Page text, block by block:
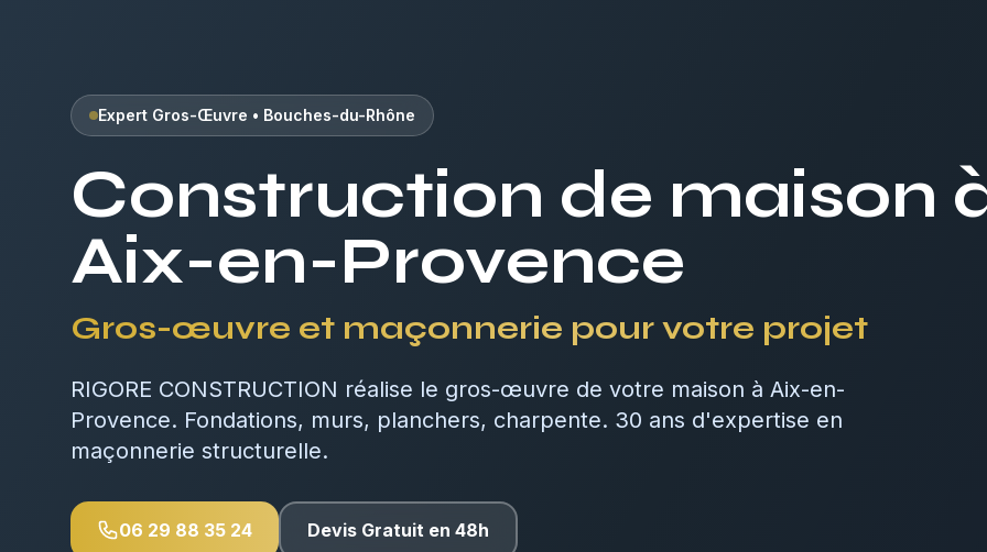
Expert Gros-Œuvre • Bouches-du-Rhône
Construction de maison
Aix-en-Provence
Gros-œuvre et maçonnerie pour votre projet
RIGORE CONSTRUCTION réalise le gros-œuvre de votre maison à Aix-en-
Provence. Fondations, murs, planchers, charpente. 30 ans d'expertise en
maçonnerie structurelle.
06 29 88 35 24 Devis Gratuit en 48h